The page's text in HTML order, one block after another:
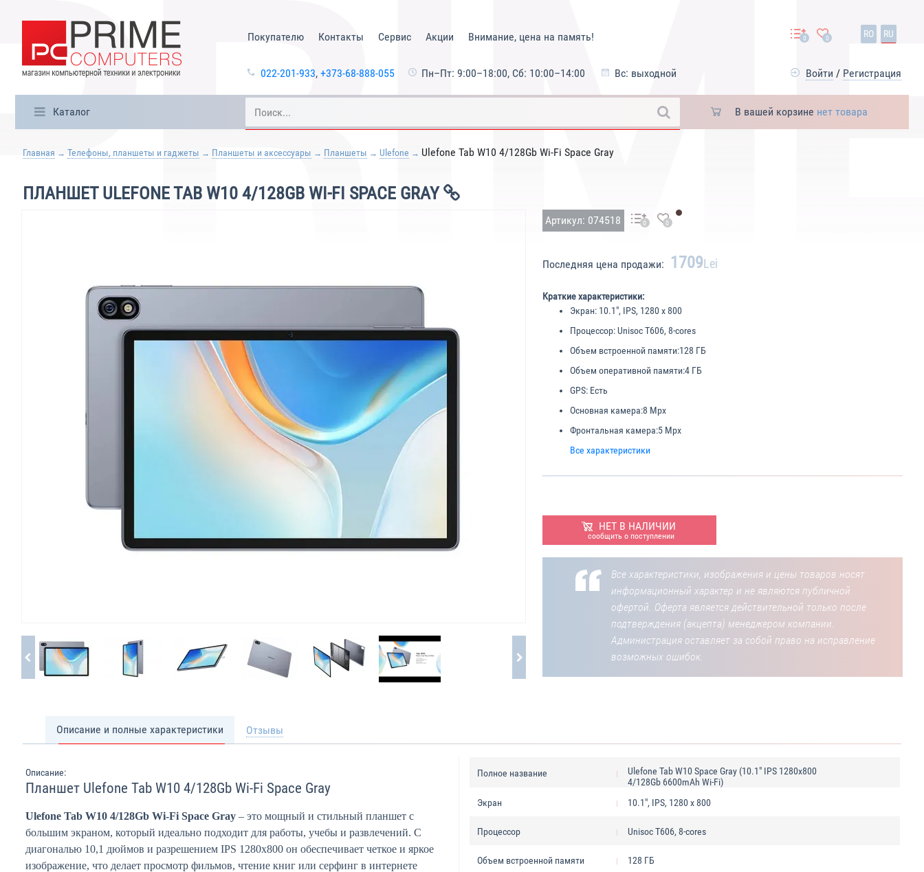
Покупателю Контакты Сервис Акции Внимание, цена на память!
022-201-933, +373-68-888-055 Пн–Пт: 9:00–18:00, Сб: 10:00–14:00 Вс: выходной
0 0 RO RU
Войти / Регистрация
Каталог В вашей корзине нет товара
Главная Телефоны, планшеты и гаджеты Планшеты и аксессуары Планшеты Ulefone Ulefone Tab W10 4/128Gb Wi-Fi Space Gray
ПЛАНШЕТ ULEFONE TAB W10 4/128GB WI-FI SPACE GRAY
Артикул: 074518 0 0
Последняя цена продажи: 1709Lei
Краткие характеристики:
Экран:10.1", IPS, 1280 x 800
Процессор:Unisoc T606, 8-cores
Объем встроенной памяти:128 ГБ
Объем оперативной памяти:4 ГБ
GPS:Есть
Основная камера:8 Mpx
Фронтальная камера:5 Mpx
Все характеристики
НЕТ В НАЛИЧИИ
сообщить о поступлении
Все характеристики, изображения и цены товаров носят
информационный характер и не являются публичной
офертой. Оферта является действительной только после
подтверждения (акцепта) менеджером компании.
Администрация оставляет за собой право на исправление
возможных ошибок.
Описание и полные характеристики Отзывы
Описание:
Планшет Ulefone Tab W10 4/128Gb Wi-Fi Space Gray
Ulefone Tab W10 4/128Gb Wi-Fi Space Gray – это мощный и стильный планшет с
большим экраном, который идеально подходит для работы, учебы и развлечений. С
диагональю 10,1 дюймов и разрешением IPS 1280x800 он обеспечивает четкое и яркое
изображение, что делает просмотр фильмов, чтение книг или серфинг в интернете
Полное название
Ulefone Tab W10 Space Gray (10.1" IPS 1280x800
4/128Gb 6600mAh Wi-Fi)
Экран
10.1", IPS, 1280 x 800
Процессор Unisoc T606, 8-cores
Объем встроенной памяти 128 ГБ